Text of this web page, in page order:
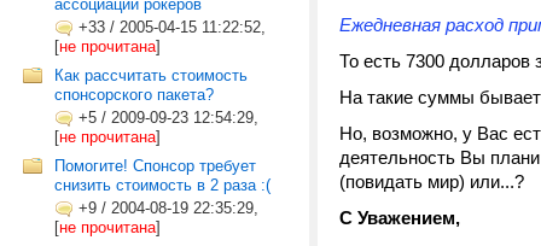
ассоциации рокеров
+33 / 2005-04-15 11:22:52,
[не прочитана]
Как рассчитать стоимость
спонсорского пакета?
+5 / 2009-09-23 12:54:29,
[не прочитана]
Помогите! Спонсор требует
снизить стоимость в 2 раза :(
+9 / 2004-08-19 22:35:29,
[не прочитана]
Ежедневная расход
То есть 7300 долларов
На такие суммы
Но, возможно, у Вас
деятельность Вы
(повидать мир) или...?
С Уважением,